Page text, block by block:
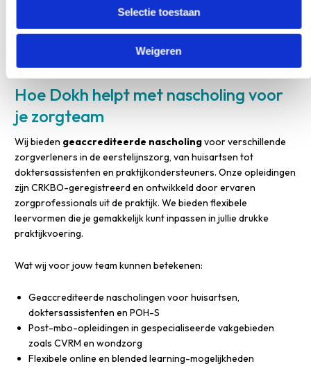
Selectie toestaan
Weigeren
ochtend voor korte updates. Online nascholing kun je thuis
volgen, wat minder impact heeft op de praktijkvoering.
Communiceer tijdig met patiënten over eventuele aangepaste
openingstijden vanwege nascholing.
Hoe Dokh helpt met nascholing voor
je zorgteam
Wij bieden geaccrediteerde nascholingvoor verschillende
zorgverleners in de eerstelijnszorg, van huisartsen tot
doktersassistenten en praktijkondersteuners. Onze opleidingen
zijn CRKBO-geregistreerd en ontwikkeld door ervaren
zorgprofessionals uit de praktijk. We bieden flexibele
leervormen die je gemakkelijk kunt inpassen in jullie drukke
praktijkvoering.
Wat wij voor jouw team kunnen betekenen:
Geaccrediteerde nascholingen voor huisartsen,
doktersassistenten en POH-S
Post-mbo-opleidingen in gespecialiseerde vakgebieden
zoals CVRM en wondzorg
Flexibele online en blended learning-mogelijkheden